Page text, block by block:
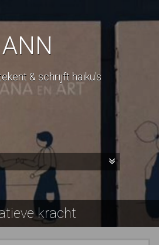
ANN
& schrijft haiku's
kracht